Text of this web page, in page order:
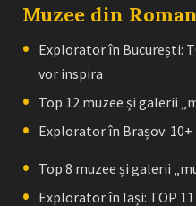
Muzee din
Explorator în București:
vor inspira
Top 12 muzee și galerii
Explorator în Brașov:
Top 8 muzee și galerii
Explorator în Iași: TOP